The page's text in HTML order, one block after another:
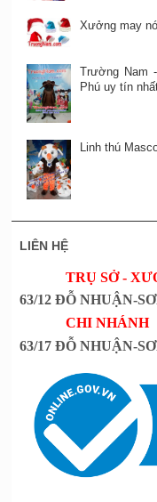
Xưởng may
Trường Nam
Phú uy tín
Linh thú
LIÊN HỆ
TRỤ SỞ -
63/12 ĐỖ NHUẬN-
CHI NHÁNH
63/17 ĐỖ NHUẬN-